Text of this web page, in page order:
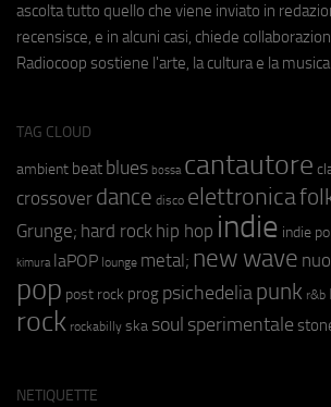
ascolta tutto quello che viene inviato in
recensisce, e in alcuni casi, chiede
Radiocoop sostiene l'arte, la cultura e la
TAG CLOUD
ambient beat blues bossa cantautore
crossover dance disco elettronica
Grunge; hard rock hip hop indie indie
kimura laPOP lounge metal; new wave
pop post rock prog psichedeliapunk r&b
rock rockabilly ska soul sperimentale
NETIQUETTE